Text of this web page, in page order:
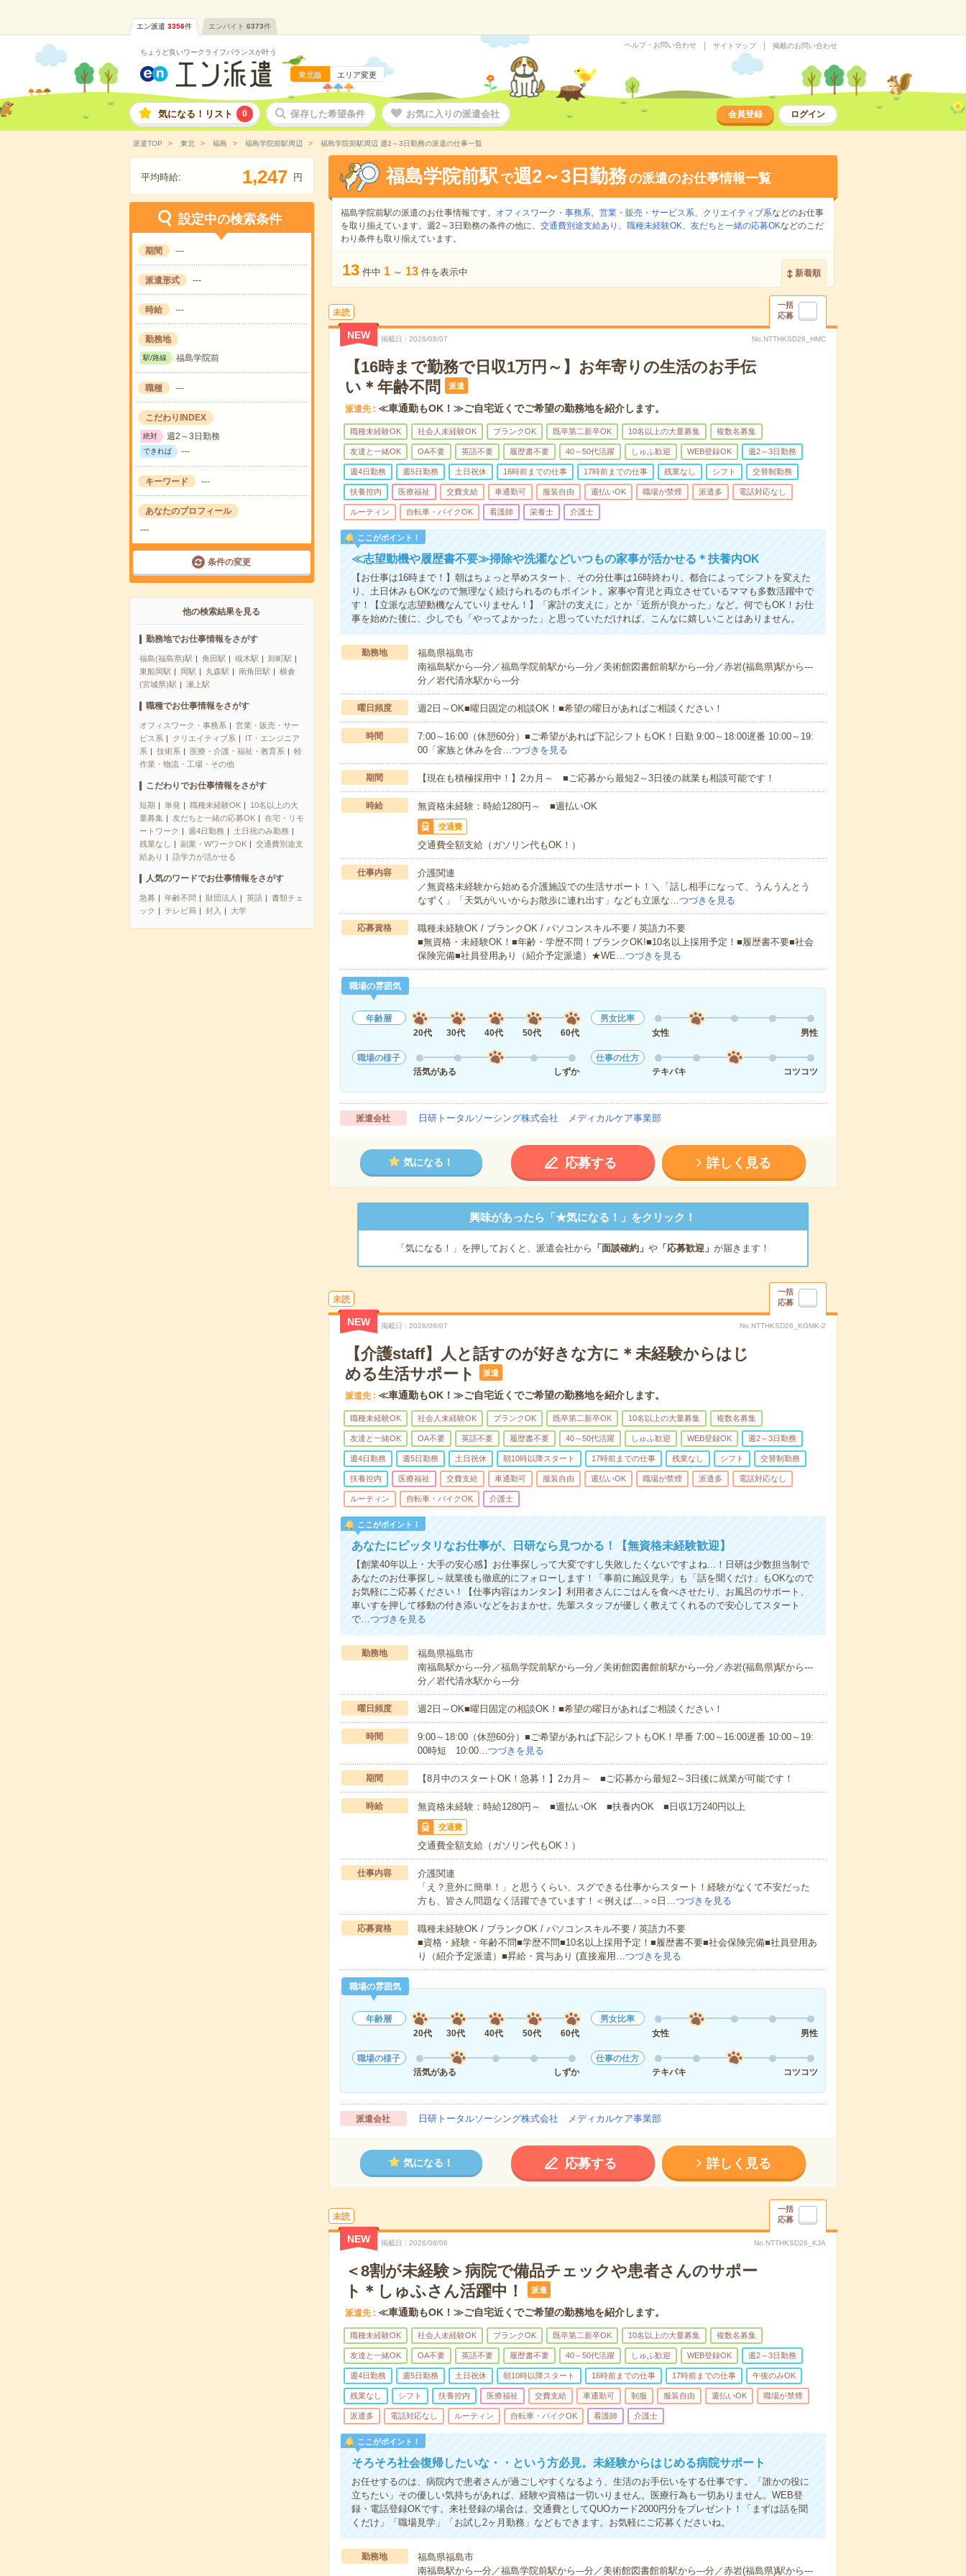
エン派遣 3356件 エンバイト 6373件
ちょうど良いワークライフバランスが叶う
東北版 エリア変更
ヘルプ・お問い合わせ サイトマップ 掲載のお問い合わせ
気になる！リスト 0 保存した希望条件 お気に入りの派遣会社 会員登録 ログイン
派遣TOP 東北 福島 福島学院前駅周辺 福島学院前駅周辺 週2～3日勤務の派遣の仕事一覧
平均時給: 1,247 円
設定中の検索条件
期間 ---
派遣形式 ---
時給 ---
勤務地
駅/路線 福島学院前
職種 ---
こだわりINDEX
絶対 週2～3日勤務
できれば ---
キーワード ---
あなたのプロフィール
---
条件の変更
他の検索結果を見る
勤務地でお仕事情報をさがす
福島(福島県)駅 角田駅 槻木駅
卸町駅
東船岡駅
岡駅 丸森駅 南角田駅
横倉
(宮城県)駅
瀬上駅
職種でお仕事情報をさがす
オフィスワーク・事務系
営業・販売・サー
ビス系
クリエイティブ系
IT・エンジニア
系
技術系 医療・介護・福祉・教育系
軽
作業・物流・工場・その他
こだわりでお仕事情報をさがす
短期 単発 職種未経験OK
10名以上の大
量募集
友だちと一緒の応募OK
在宅・リモ
ートワーク
週4日勤務
土日祝のみ勤務
残業なし
副業・WワークOK
交通費別途支
給あり
語学力が活かせる
人気のワードでお仕事情報をさがす
急募 年齢不問 財団法人 英語
書類チェ
ック
テレビ局 封入 大学
福島学院前駅 で週2～3日勤務の派遣のお仕事情報一覧
福島学院前駅の派遣のお仕事情報です。 オフィスワーク・事務系、 営業・販売・サービス系、 クリエイティブ系などのお仕事
を取り揃えています。週2～3日勤務の条件の他に、 交通費別途支給あり 、 職種未経験OK、 友だちと一緒の応募OKなどのこだ
わり条件も取り揃えています。
13 件中 1 ～ 13 件を表示中 新着順
未読
一括
応募
NEW 掲載日 2026/08/07 No.NTTHKSD26_HMC
【16時まで勤務で日収1万円～】お年寄りの生活のお手伝
い＊年齢不問
派遣
派遣先 ≪車通勤もOK！≫ご自宅近くでご希望の勤務地を紹介します。
職種未経験OK 社会人未経験OK ブランクOK 既卒第二新卒OK 10名以上の大量募集 複数名募集
友達と一緒OK OA不要 英語不要 履歴書不要 40～50代活躍 しゅふ歓迎 WEB登録OK 週2～3日勤務
週4日勤務 週5日勤務 土日祝休 16時前までの仕事 17時前までの仕事 残業なし シフト 交替制勤務
扶養控内 医療福祉 交費支給 車通勤可 服装自由 週払いOK 職場が禁煙 派遣多 電話対応なし
ルーティン 自転車・バイクOK 看護師 栄養士 介護士
ここがポイント！
≪志望動機や履歴書不要≫掃除や洗濯などいつもの家事が活かせる＊扶養内OK
【お仕事は16時まで！】朝はちょっと早めスタート、その分仕事は16時終わり。都合によってシフトを変えた
り、土日休みもOKなので無理なく続けられるのもポイント。家事や育児と両立させているママも多数活躍中で
す！【立派な志望動機なんていりません！】「家計の支えに」とか「近所が良かった」など。何でもOK！お仕
事を始めた後に、少しでも「やってよかった」と思っていただければ、こんなに嬉しいことはありません。
勤務地
福島県福島市
南福島駅から---分／福島学院前駅から---分／美術館図書館前駅から---分／赤岩(福島県)駅から---
分／岩代清水駅から---分
曜日頻度 週2日～OK■曜日固定の相談OK！■希望の曜日があればご相談ください！
時間
7:00～16:00（休憩60分）■ご希望があれば下記シフトもOK！日勤 9:00～18:00遅番 10:00～19:
00「家族と休みを合…つづきを見る
期間 【現在も積極採用中！】2カ月～ ■ご応募から最短2～3日後の就業も相談可能です！
時給 無資格未経験：時給1280円～ ■週払いOK
交通費
交通費全額支給（ガソリン代もOK！）
仕事内容
介護関連
／無資格未経験から始める介護施設での生活サポート！＼「話し相手になって、うんうんとう
なずく」「天気がいいからお散歩に連れ出す」なども立派な…つづきを見る
応募資格
職種未経験OK / ブランクOK / パソコンスキル不要 / 英語力不要
■無資格・未経験OK！■年齢・学歴不問！ブランクOK!■10名以上採用予定！■履歴書不要■社会
保険完備■社員登用あり（紹介予定派遣）★WE…つづきを見る
職場の雰囲気
年齢層
20代
30代 40代 50代 60代
男女比率
女性
男性
職場の様子
活気がある
しずか
仕事の仕方
テキパキ
コツコツ
派遣会社 日研トータルソーシング株式会社 メディカルケア事業部
気になる！ 応募する 詳しく見る
興味があったら「★気になる！」をクリック！
「気になる！」を押しておくと、派遣会社から 「面談確約」 や「応募歓迎」 が届きます！
未読
一括
応募
NEW 掲載日 2026/08/07 No.NTTHKSD26_KGMK-2
【介護staff】人と話すのが好きな方に＊未経験からはじ
める生活サポート
派遣
派遣先 ≪車通勤もOK！≫ご自宅近くでご希望の勤務地を紹介します。
職種未経験OK 社会人未経験OK ブランクOK 既卒第二新卒OK 10名以上の大量募集 複数名募集
友達と一緒OK OA不要 英語不要 履歴書不要 40～50代活躍 しゅふ歓迎 WEB登録OK 週2～3日勤務
週4日勤務 週5日勤務 土日祝休 朝10時以降スタート 17時前までの仕事 残業なし シフト 交替制勤務
扶養控内 医療福祉 交費支給 車通勤可 服装自由 週払いOK 職場が禁煙 派遣多 電話対応なし
ルーティン 自転車・バイクOK 介護士
ここがポイント！
あなたにピッタリなお仕事が、日研なら見つかる！【無資格未経験歓迎】
【創業40年以上・大手の安心感】お仕事探しって大変ですし失敗したくないですよね...！日研は少数担当制で
あなたのお仕事探し～就業後も徹底的にフォローします！「事前に施設見学」も「話を聞くだけ」もOKなので
お気軽にご応募ください！【仕事内容はカンタン】利用者さんにごはんを食べさせたり、お風呂のサポート、
車いすを押して移動の付き添いなどをおまかせ。先輩スタッフが優しく教えてくれるので安心してスタート
で…つづきを見る
勤務地
福島県福島市
南福島駅から---分／福島学院前駅から---分／美術館図書館前駅から---分／赤岩(福島県)駅から---
分／岩代清水駅から---分
曜日頻度 週2日～OK■曜日固定の相談OK！■希望の曜日があればご相談ください！
時間
9:00～18:00（休憩60分）■ご希望があれば下記シフトもOK！早番 7:00～16:00遅番 10:00～19:
00時短 10:00…つづきを見る
期間 【8月中のスタートOK！急募！】2カ月～ ■ご応募から最短2～3日後に就業が可能です！
時給 無資格未経験：時給1280円～ ■週払いOK ■扶養内OK ■日収1万240円以上
交通費
交通費全額支給（ガソリン代もOK！）
仕事内容
介護関連
「え？意外に簡単！」と思うくらい、スグできる仕事からスタート！経験がなくて不安だった
方も、皆さん問題なく活躍できています！＜例えば…＞○日…つづきを見る
応募資格
職種未経験OK / ブランクOK / パソコンスキル不要 / 英語力不要
■資格・経験・年齢不問■学歴不問■10名以上採用予定！■履歴書不要■社会保険完備■社員登用あ
り（紹介予定派遣）■昇給・賞与あり (直接雇用…つづきを見る
職場の雰囲気
年齢層
20代
30代 40代 50代 60代
男女比率
女性
男性
職場の様子
活気がある
しずか
仕事の仕方
テキパキ
コツコツ
派遣会社 日研トータルソーシング株式会社 メディカルケア事業部
気になる！ 応募する 詳しく見る
未読
一括
応募
NEW 掲載日 2026/08/06 No.NTTHKSD26_KJA
＜8割が未経験＞病院で備品チェックや患者さんのサポー
ト＊しゅふさん活躍中！
派遣
派遣先 ≪車通勤もOK！≫ご自宅近くでご希望の勤務地を紹介します。
職種未経験OK 社会人未経験OK ブランクOK 既卒第二新卒OK 10名以上の大量募集 複数名募集
友達と一緒OK OA不要 英語不要 履歴書不要 40～50代活躍 しゅふ歓迎 WEB登録OK 週2～3日勤務
週4日勤務 週5日勤務 土日祝休 朝10時以降スタート 16時前までの仕事 17時前までの仕事 午後のみOK
残業なし シフト 扶養控内 医療福祉 交費支給 車通勤可 制服 服装自由 週払いOK 職場が禁煙
派遣多 電話対応なし ルーティン 自転車・バイクOK 看護師 介護士
ここがポイント！
そろそろ社会復帰したいな・・という方必見。未経験からはじめる病院サポート
お任せするのは、病院内で患者さんが過ごしやすくなるよう、生活のお手伝いをする仕事です。「誰かの役に
立ちたい」その優しい気持ちがあれば、経験や資格は一切いりません。医療行為も一切ありません。WEB登
録・電話登録OKです。来社登録の場合は、交通費としてQUOカード2000円分をプレゼント！「まずは話を聞
くだけ」「職場見学」「お試し2ヶ月勤務」などもできます。お気軽にご応募くださいね。
勤務地
福島県福島市
南福島駅から---分／福島学院前駅から---分／美術館図書館前駅から---分／赤岩(福島県)駅から---